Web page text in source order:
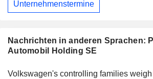
Nachrichten in anderen Sprachen:
Automobil Holding SE
Volkswagen's controlling families
Unternehmenstermine